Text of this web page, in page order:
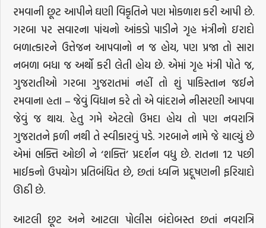
રમવાની છૂટ આપીને ઘણી વિકૃતિને પણ મોકળાશ કરી આપી છે.
ગરબા પર સવારના પાંચનો આંકડો પાડીને ગૃહ મંત્રીનો ઇરાદો
બળાત્કારને ઉત્તેજન આપવાનો ન જ હોય, પણ પ્રજા તો સારા
નબળા બધા જ અર્થો કરી લેતી હોય છે. એમાં ગૃહ મંત્રી પોતે જ,
ગુજરાતીઓ ગરબા ગુજરાતમાં નહીં તો શું પાકિસ્તાન જઈને
રમવાના હતા – જેવું વિધાન કરે તો એ વાંદરાને નીસરણી આપવા
જેવું જ થાય. હેતુ ગમે એટલો ઉમદા હોય તો પણ નવરાત્રિ
ગુજરાતને ફળી નથી તે સ્વીકારવું પડે. ગરબાને નામે જે ચાલ્યું છે
એમાં ભક્તિ ઓછી ને ‘શક્તિ’ પ્રદર્શન વધુ છે. રાતના 12 પછી
માઈકનો ઉપયોગ પ્રતિબંધિત છે, છતાં ધ્વનિ પ્રદૂષણની ફરિયાદો
ઊઠી છે.
આટલી છૂટ અને આટલા પોલીસ બંદોબસ્ત છતાં નવરાત્રિ